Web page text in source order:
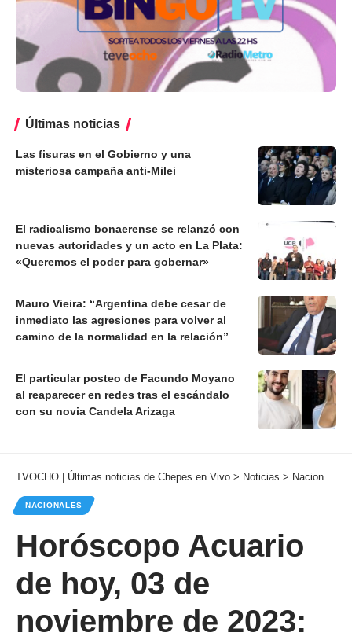
Últimas noticias
Las fisuras en el Gobierno y una
misteriosa campaña anti-Milei
El radicalismo bonaerense se relanzó con
nuevas autoridades y un acto en La Plata:
«Queremos el poder para gobernar»
Mauro Vieira: “Argentina debe cesar de
inmediato las agresiones para volver al
camino de la normalidad en la relación”
El particular posteo de Facundo Moyano
al reaparecer en redes tras el escándalo
con su novia Candela Arizaga
TVOCHO | Últimas noticias de Chepes en Vivo > Noticias > Nacionales
NACIONALES
Horóscopo Acuario
de hoy, 03 de
noviembre de 2023: